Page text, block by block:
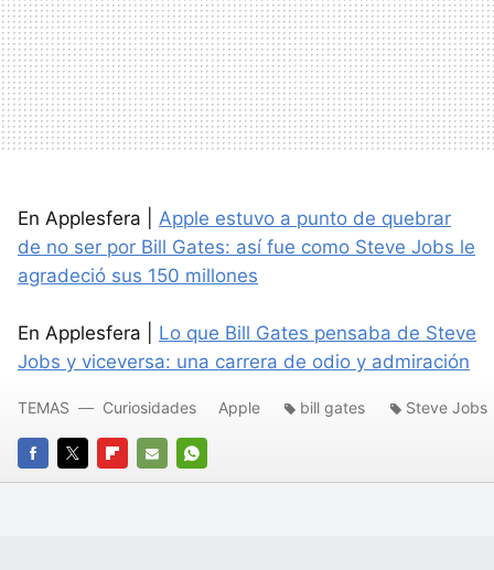
En Applesfera | Apple estuvo a punto de quebrar
de no ser por Bill Gates: así fue como Steve Jobs le
agradeció sus 150 millones
En Applesfera | Lo que Bill Gates pensaba de Steve
Jobs y viceversa: una carrera de odio y admiración
FACEBOOK
TWITTERFLIPBOARD
E-
WHATSAPP
TEMAS Curiosidades Apple bill gates Steve Jobs